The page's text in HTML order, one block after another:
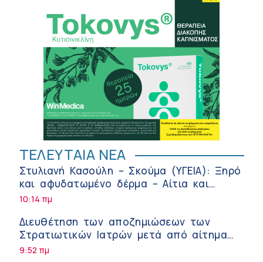
ΤΕΛΕΥΤΑΙΑ ΝΕΑ
Στυλιανή Κασούλη – Σκούμα (ΥΓΕΙΑ): Ξηρό
και αφυδατωμένο δέρμα – Αίτια και
αντιμετώπιση
10:14 πμ
Διευθέτηση των αποζημιώσεων των
Στρατιωτικών Ιατρών μετά από αίτημα
του ΙΣΑ
9:52 πμ